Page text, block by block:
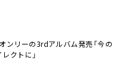
ンリーの3rdアルバム発売「今の
クトに」